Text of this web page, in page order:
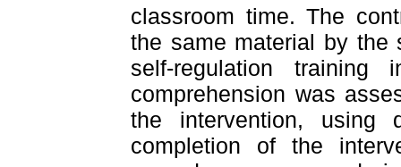
classroom time. The
the same material by the
self-regulation training
comprehension was
the intervention, using
completion of the